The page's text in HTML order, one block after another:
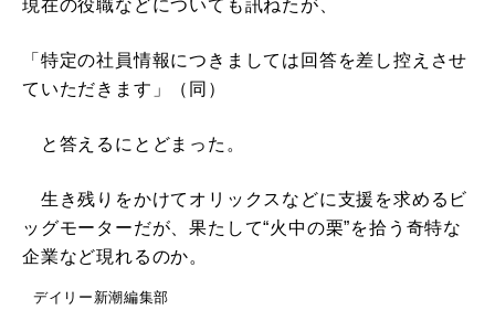
現在の役職などについても訊ねたが、
「特定の社員情報につきましては回答を差し控えさせ
ていただきます」（同）
と答えるにとどまった。
生き残りをかけてオリックスなどに支援を求めるビ
ッグモーターだが、果たして“火中の栗”を拾う奇特な
企業など現れるのか。
デイリー新潮編集部